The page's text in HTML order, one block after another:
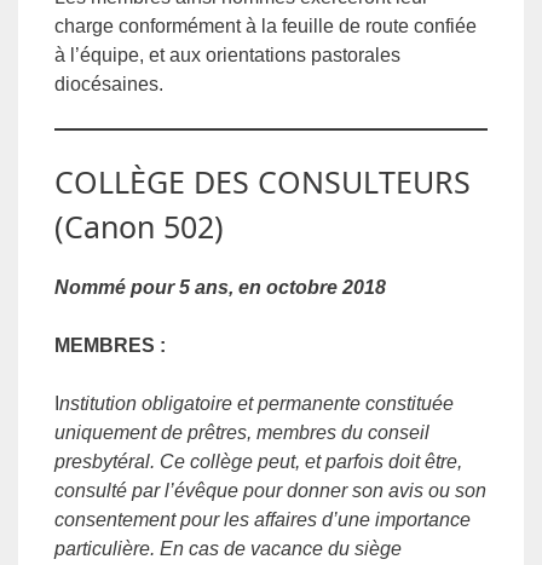
charge conformément à la feuille de route confiée
à l’équipe, et aux orientations pastorales
diocésaines.
COLLÈGE DES CONSULTEURS
(Canon 502)
Nommé pour 5 ans, en octobre 2018
MEMBRES :
nstitution obligatoire et permanente constituée
uniquement de prêtres, membres du conseil
presbytéral. Ce collège peut, et parfois doit être,
consulté par l’évêque pour donner son avis ou son
consentement pour les affaires d’une importance
particulière. En cas de vacance du siège